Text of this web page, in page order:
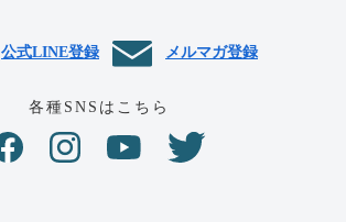
公式LINE登録 メルマガ登録
各種SNSはこちら